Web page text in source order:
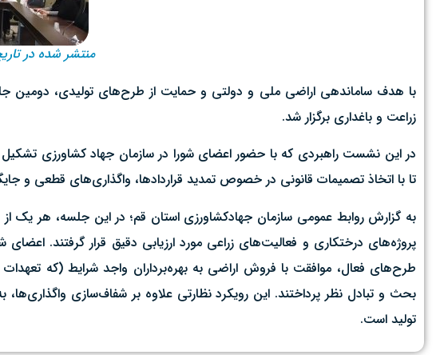
منتشر شده در تاریخ
زراعت و باغداری برگزار شد.
در این نشست راهبردی که با حضور اعضای شورا در سازمان جهاد کشاورزی
تا با اتخاذ تصمیمات قانونی در خصوص تمدید قراردادها، واگذاری‌های قطعی و
پروژه‌های درختکاری و فعالیت‌های زراعی مورد ارزیابی دقیق قرار گرفتند.
طرح‌های فعال، موافقت با فروش اراضی به بهره‌برداران واجد شرایط (که
بحث و تبادل نظر پرداختند. این رویکرد نظارتی علاوه بر شفاف‌سازی واگذاری‌ها،
تولید است.